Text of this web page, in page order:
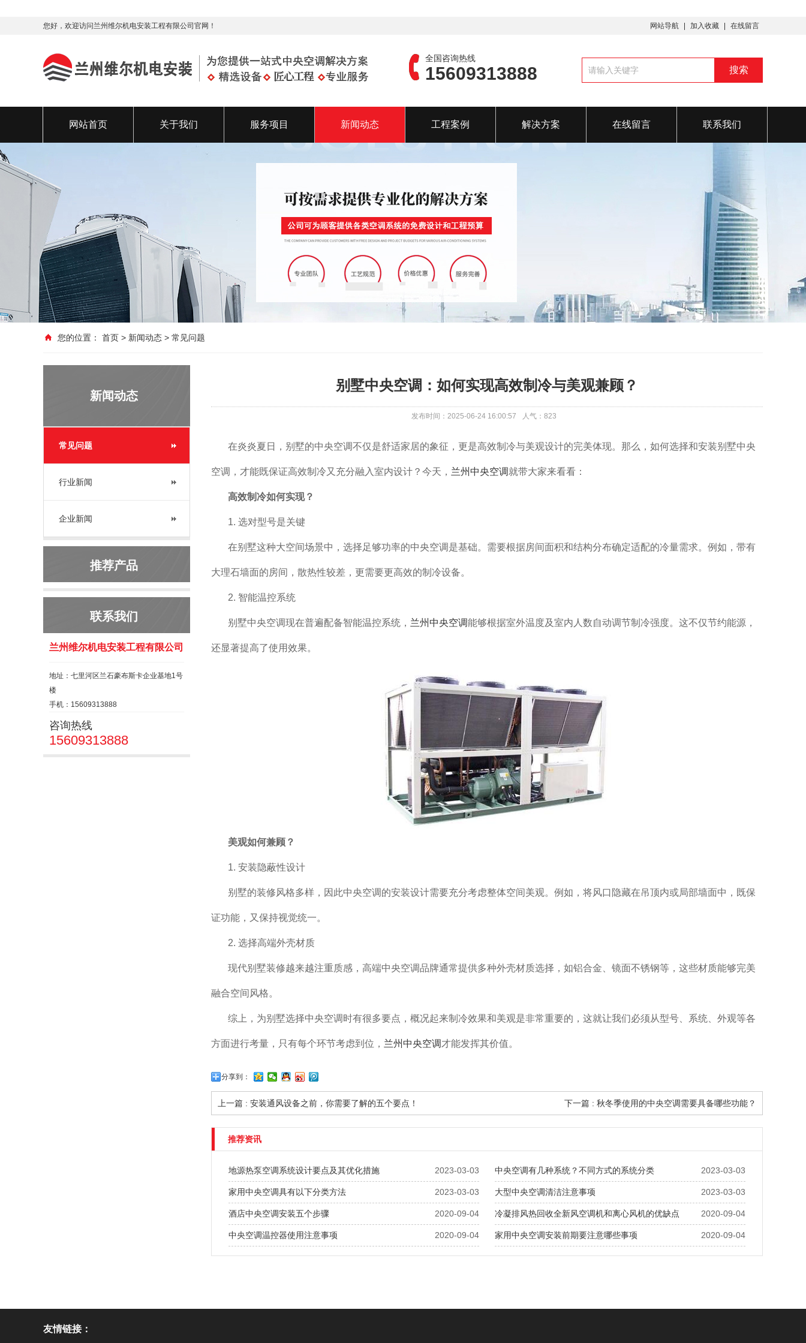
您好，欢迎访问兰州维尔机电安装工程有限公司官网！ 网站导航 加入收藏 在线留言
全国咨询热线
15609313888
网站首页 关于我们 服务项目 新闻动态 工程案例 解决方案 在线留言 联系我们
您的位置： 首页 > 新闻动态 > 常见问题
新闻动态
常见问题
行业新闻
企业新闻
推荐产品
联系我们
兰州维尔机电安装工程有限公司
地址：七里河区兰石豪布斯卡企业基地1号
楼
手机：15609313888
咨询热线
15609313888
别墅中央空调：如何实现高效制冷与美观兼顾？
发布时间：2025-06-24 16:00:57 人气： 823
在炎炎夏日，别墅的中央空调不仅是舒适家居的象征，更是高效制冷与美观设计的完美体现。那么，如何选择和安装别墅中央
空调，才能既保证高效制冷又充分融入室内设计？今天， 兰州中央空调就带大家来看看：
高效制冷如何实现？
1. 选对型号是关键
在别墅这种大空间场景中，选择足够功率的中央空调是基础。需要根据房间面积和结构分布确定适配的冷量需求。例如，带有
大理石墙面的房间，散热性较差，更需要更高效的制冷设备。
2. 智能温控系统
别墅中央空调现在普遍配备智能温控系统， 兰州中央空调能够根据室外温度及室内人数自动调节制冷强度。这不仅节约能源，
还显著提高了使用效果。
美观如何兼顾？
1. 安装隐蔽性设计
别墅的装修风格多样，因此中央空调的安装设计需要充分考虑整体空间美观。例如，将风口隐藏在吊顶内或局部墙面中，既保
证功能，又保持视觉统一。
2. 选择高端外壳材质
现代别墅装修越来越注重质感，高端中央空调品牌通常提供多种外壳材质选择，如铝合金、镜面不锈钢等，这些材质能够完美
融合空间风格。
综上，为别墅选择中央空调时有很多要点，概况起来制冷效果和美观是非常重要的，这就让我们必须从型号、系统、外观等各
方面进行考量，只有每个环节考虑到位， 兰州中央空调才能发挥其价值。
分享到：
上一篇 : 安装通风设备之前，你需要了解的五个要点！ 下一篇 : 秋冬季使用的中央空调需要具备哪些功能？
推荐资讯
2023-03-03
地源热泵空调系统设计要点及其优化措施 2023-03-03
中央空调有几种系统？不同方式的系统分类
2023-03-03
家用中央空调具有以下分类方法 2023-03-03
大型中央空调清洁注意事项
2020-09-04
酒店中央空调安装五个步骤 2020-09-04
冷凝排风热回收全新风空调机和离心风机的优缺点
2020-09-04
中央空调温控器使用注意事项 2020-09-04
家用中央空调安装前期要注意哪些事项
友情链接：